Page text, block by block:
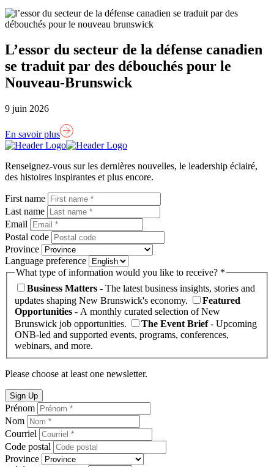
L’essor du secteur de la défense canadien
se traduit par des débouchés pour le
Nouveau-Brunswick
9 juin 2026
En savoir plus
Lien
d'accueil
Renseignez-vous sur les dernières nouvelles, le leadership éclairé,
des histoires inspirantes et plus encore.
First name
Last name
Email
Postal code
Province
Language preference
What type of information would you like to receive? *
Business Matters - The latest business insights, stories and
updates shaping New Brunswick's economy.
Featured
Opportunities - A monthly curated selection of New
Brunswick job opportunities.
The Event Brief- Upcoming
ONB-led and supported events, programs, conferences,
webinars, and more.
Please choose at least one newsletter.
Sign Up
Prénom
Nom
Courriel
Code postal
Province